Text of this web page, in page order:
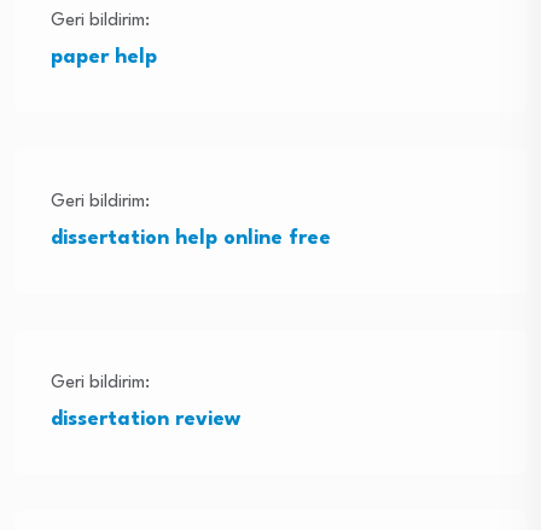
Geri bildirim:
paper help
Geri bildirim:
dissertation help online free
Geri bildirim:
dissertation review